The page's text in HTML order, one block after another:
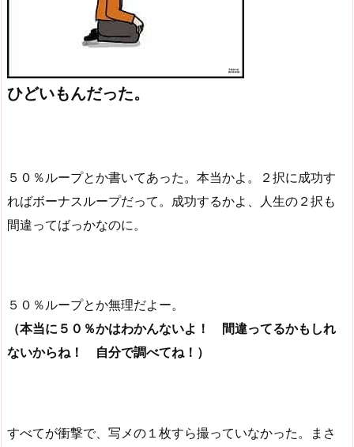
ひどいもんだった。
５０％ループとか書いてあった。本当かよ。２択に成功す
ればボーナスループだって。成功するかよ、人生の２択も
間違ってばっかなのに。
５０％ループとか無理だよー。
（本当に５０％かはわかんないよ！ 間違ってるかもしれ
ないからね！ 自分で調べてね！）
すべてが衝撃で、写メの１枚すら撮っていなかった。まさ